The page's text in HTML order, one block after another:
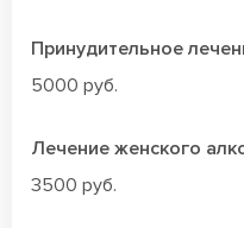
Принудительное
5000 руб.
Лечение женского
3500 руб.